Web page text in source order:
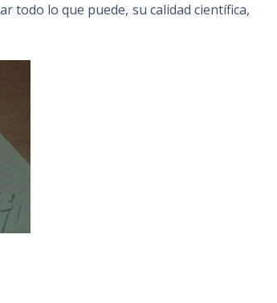
todo lo que puede, su calidad científica,